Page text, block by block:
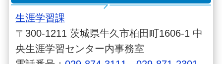
生涯学習課
〒300-1211 茨城県牛久市柏田町1606-1 中
央生涯学習センター内事務室